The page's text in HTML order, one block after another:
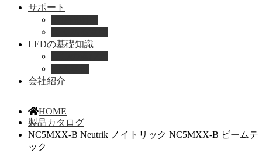
サポート
LEDの基礎知識
会社紹介
HOME
製品カタログ
NC5MXX-B Neutrik ノイトリック NC5MXX-B ビームテ
ック